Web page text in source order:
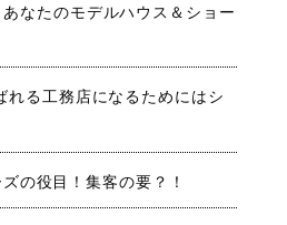
あなたのモデルハウス＆ショー
る工務店になるためにはシ
の役目！集客の要？！